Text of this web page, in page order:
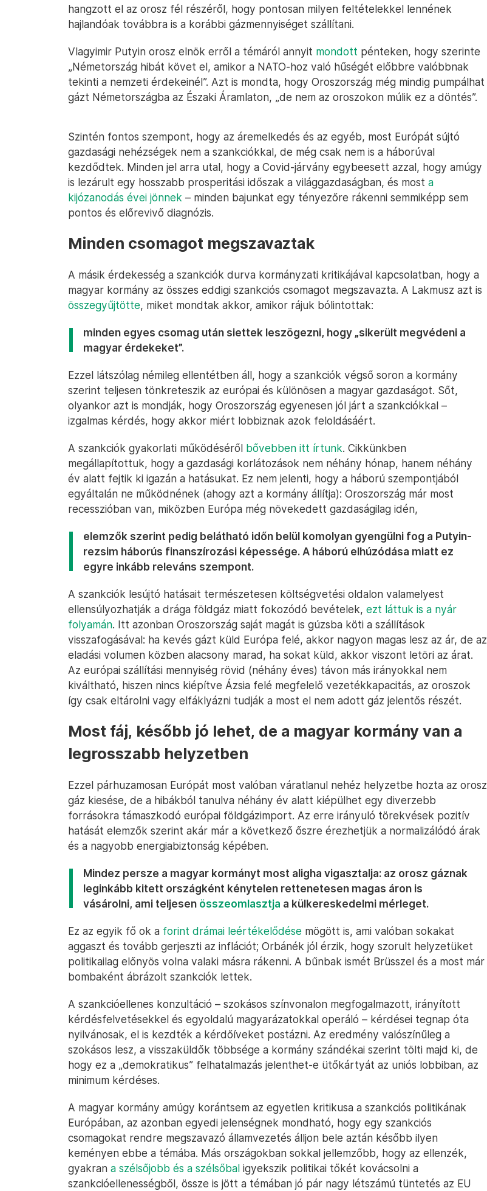
hangzott el az orosz fél részéről, hogy pontosan milyen feltételekkel lennének
hajlandóak továbbra is a korábbi gázmennyiséget szállítani.
Vlagyimir Putyin orosz elnök erről a témáról annyit mondott pénteken, hogy szerinte
„Németország hibát követ el, amikor a NATO-hoz való hűségét előbbre valóbbnak
tekinti a nemzeti érdekeinél”. Azt is mondta, hogy Oroszország még mindig pumpálhat
gázt Németországba az Északi Áramlaton, „de nem az oroszokon múlik ez a döntés”.
Szintén fontos szempont, hogy az áremelkedés és az egyéb, most Európát sújtó
gazdasági nehézségek nem a szankciókkal, de még csak nem is a háborúval
kezdődtek. Minden jel arra utal, hogy a Covid-járvány egybeesett azzal, hogy amúgy
is lezárult egy hosszabb prosperitási időszak a világgazdaságban, és most a
kijózanodás évei jönnek – minden bajunkat egy tényezőre rákenni semmiképp sem
pontos és előrevivő diagnózis.
Minden csomagot megszavaztak
A másik érdekesség a szankciók durva kormányzati kritikájával kapcsolatban, hogy a
magyar kormány az összes eddigi szankciós csomagot megszavazta. A Lakmusz azt is
összegyűjtötte, miket mondtak akkor, amikor rájuk bólintottak:
minden egyes csomag után siettek leszögezni, hogy „sikerült megvédeni a
magyar érdekeket”.
Ezzel látszólag némileg ellentétben áll, hogy a szankciók végső soron a kormány
szerint teljesen tönkreteszik az európai és különösen a magyar gazdaságot. Sőt,
olyankor azt is mondják, hogy Oroszország egyenesen jól járt a szankciókkal –
izgalmas kérdés, hogy akkor miért lobbiznak azok feloldásáért.
A szankciók gyakorlati működéséről bővebben itt írtunk. Cikkünkben
megállapítottuk, hogy a gazdasági korlátozások nem néhány hónap, hanem néhány
év alatt fejtik ki igazán a hatásukat. Ez nem jelenti, hogy a háború szempontjából
egyáltalán ne működnének (ahogy azt a kormány állítja): Oroszország már most
recesszióban van, miközben Európa még növekedett gazdaságilag idén,
elemzők szerint pedig belátható időn belül komolyan gyengülni fog a Putyin-
rezsim háborús finanszírozási képessége. A háború elhúzódása miatt ez
egyre inkább releváns szempont.
A szankciók lesújtó hatásait természetesen költségvetési oldalon valamelyest
ellensúlyozhatják a drága földgáz miatt fokozódó bevételek, ezt láttuk is a nyár
folyamán. Itt azonban Oroszország saját magát is gúzsba köti a szállítások
visszafogásával: ha kevés gázt küld Európa felé, akkor nagyon magas lesz az ár, de az
eladási volumen közben alacsony marad, ha sokat küld, akkor viszont letöri az árat.
Az európai szállítási mennyiség rövid (néhány éves) távon más irányokkal nem
kiváltható, hiszen nincs kiépítve Ázsia felé megfelelő vezetékkapacitás, az oroszok
így csak eltárolni vagy elfáklyázni tudják a most el nem adott gáz jelentős részét.
Most fáj, később jó lehet, de a magyar kormány van a
legrosszabb helyzetben
Ezzel párhuzamosan Európát most valóban váratlanul nehéz helyzetbe hozta az orosz
gáz kiesése, de a hibákból tanulva néhány év alatt kiépülhet egy diverzebb
forrásokra támaszkodó európai földgázimport. Az erre irányuló törekvések pozitív
hatását elemzők szerint akár már a következő őszre érezhetjük a normalizálódó árak
és a nagyobb energiabiztonság képében.
Mindez persze a magyar kormányt most aligha vigasztalja: az orosz gáznak
leginkább kitett országként kénytelen rettenetesen magas áron is
vásárolni, ami teljesen összeomlasztja a külkereskedelmi mérleget.
Ez az egyik fő ok a forint drámai leértékelődése mögött is, ami valóban sokakat
aggaszt és tovább gerjeszti az inflációt; Orbánék jól érzik, hogy szorult helyzetüket
politikailag előnyös volna valaki másra rákenni. A bűnbak ismét Brüsszel és a most már
bombaként ábrázolt szankciók lettek.
A szankcióellenes konzultáció – szokásos színvonalon megfogalmazott, irányított
kérdésfelvetésekkel és egyoldalú magyarázatokkal operáló – kérdései tegnap óta
nyilvánosak, el is kezdték a kérdőíveket postázni. Az eredmény valószínűleg a
szokásos lesz, a visszaküldők többsége a kormány szándékai szerint tölti majd ki, de
hogy ez a „demokratikus” felhatalmazás jelenthet-e ütőkártyát az uniós lobbiban, az
minimum kérdéses.
A magyar kormány amúgy korántsem az egyetlen kritikusa a szankciós politikának
Európában, az azonban egyedi jelenségnek mondható, hogy egy szankciós
csomagokat rendre megszavazó államvezetés álljon bele aztán később ilyen
keményen ebbe a témába. Más országokban sokkal jellemzőbb, hogy az ellenzék,
gyakran a szélsőjobb és a szélsőbal igyekszik politikai tőkét kovácsolni a
szankcióellenességből, össze is jött a témában jó pár nagy létszámú tüntetés az EU